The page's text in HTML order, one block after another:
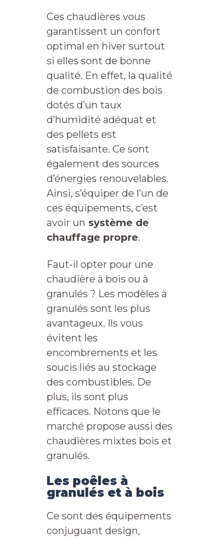
Ces chaudières vous
garantissent un confort
optimal en hiver surtout
si elles sont de bonne
qualité. En effet, la qualité
de combustion des bois
dotés d’un taux
d’humidité adéquat et
des pellets est
satisfaisante. Ce sont
également des sources
d’énergies renouvelables.
Ainsi, s’équiper de l’un de
ces équipements, c’est
avoir un système de
chauffage propre.
Faut-il opter pour une
chaudière à bois ou à
granulés ? Les modèles à
granulés sont les plus
avantageux. Ils vous
évitent les
encombrements et les
soucis liés au stockage
des combustibles. De
plus, ils sont plus
efficaces. Notons que le
marché propose aussi des
chaudières mixtes bois et
granulés.
Les poêles à
granulés et à bois
Ce sont des équipements
conjuguant design,